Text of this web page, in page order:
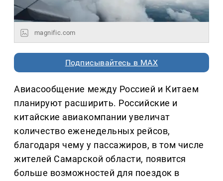
magnific.com
Подписывайтесь в MAX
Авиасообщение между Россией и Китаем
планируют расширить. Российские и
китайские авиакомпании увеличат
количество еженедельных рейсов,
благодаря чему у пассажиров, в том числе
жителей Самарской области, появится
больше возможностей для поездок в